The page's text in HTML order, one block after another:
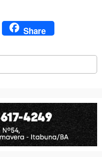
PrintFriendly
Share